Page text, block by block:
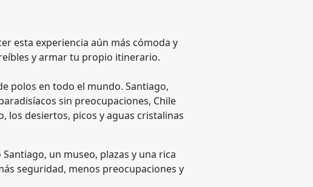
esta experiencia aún más cómoda y
y armar tu propio itinerario.
polos en todo el mundo. Santiago,
sin preocupaciones, Chile
los desiertos, picos y aguas cristalinas
un museo, plazas y una rica
seguridad, menos preocupaciones y